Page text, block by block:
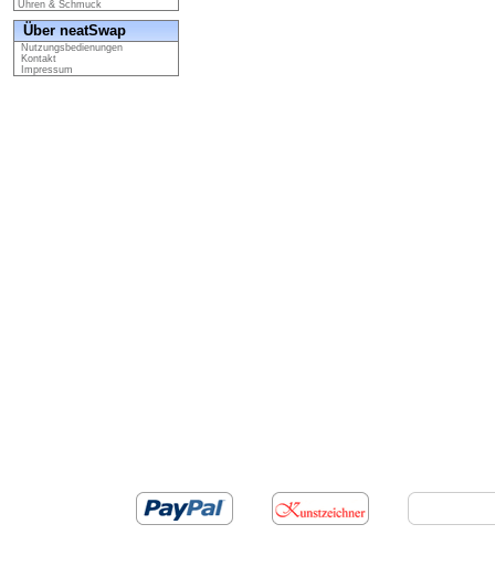
Uhren & Schmuck
Über neatSwap
Nutzungsbedienungen
Kontakt
Impressum